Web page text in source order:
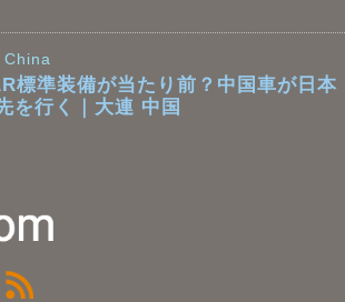
China
標準装備が当たり前？中国車が日本
を行く｜大連 中国